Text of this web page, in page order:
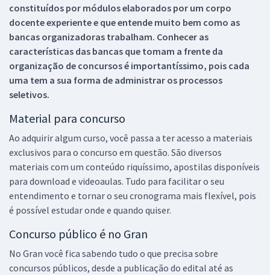
constituídos por módulos elaborados por um corpo
docente experiente e que entende muito bem como as
bancas organizadoras trabalham. Conhecer as
características das bancas que tomam a frente da
organização de concursos é importantíssimo, pois cada
uma tem a sua forma de administrar os processos
seletivos.
Material para concurso
Ao adquirir algum curso, você passa a ter acesso a materiais
exclusivos para o concurso em questão. São diversos
materiais com um conteúdo riquíssimo, apostilas disponíveis
para download e videoaulas. Tudo para facilitar o seu
entendimento e tornar o seu cronograma mais flexível, pois
é possível estudar onde e quando quiser.
Concurso público é no Gran
No Gran você fica sabendo tudo o que precisa sobre
concursos públicos, desde a publicação do edital até as